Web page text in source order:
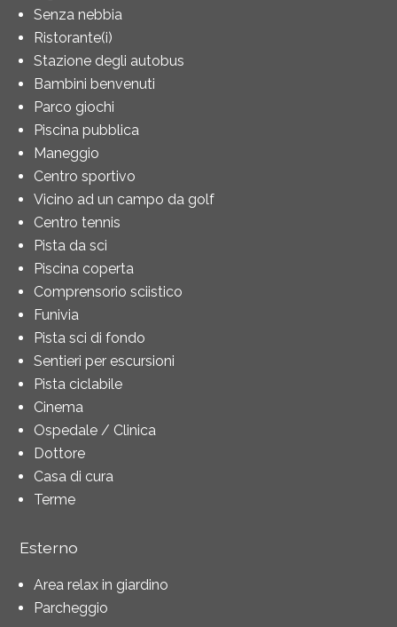
Senza nebbia
Ristorante(i)
Stazione degli autobus
Bambini benvenuti
Parco giochi
Piscina pubblica
Maneggio
Centro sportivo
Vicino ad un campo da golf
Centro tennis
Pista da sci
Piscina coperta
Comprensorio sciistico
Funivia
Pista sci di fondo
Sentieri per escursioni
Pista ciclabile
Cinema
Ospedale / Clinica
Dottore
Casa di cura
Terme
Esterno
Area relax in giardino
Parcheggio